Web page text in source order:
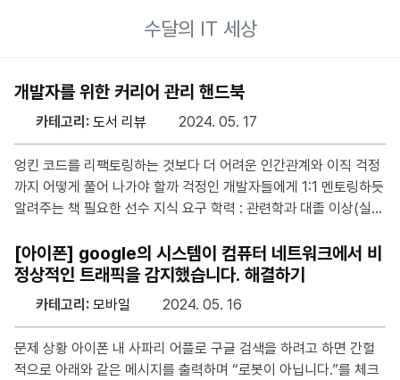
수달의 IT 세상
개발자를 위한 커리어 관리 핸드북
카테고리: 도서 리뷰 2024. 05. 17
엉킨 코드를 리팩토링하는 것보다 더 어려운 인간관계와 이직 걱정
까지 어떻게 풀어 나가야 할까 걱정인 개발자들에게 1:1 멘토링하듯
알려주는 책 필요한 선수 지식 요구 학력 : 관련학과 대졸 이상(실무
마음에 들었던 주제 3장 이직의 신호 새로운 직장에 대해 고민할 때
는 그 직장으로 옮기고 싶은지 여부가 아니라 무엇을 하고 싶은지,
하고 싶은 일을 하러 떠나는지 알아야 한다고 설명한다. 5장 면접에
서 긴장감 이겨내기 면접에서 긴장감의 큰 원인은 평가받고 있다고
트를 명확히 질문하고 답변이 확실해지기 전까지 입을 열지 않는 질
[아이폰] google의 시스템이 컴퓨터 네트워크에서 비
정상적인 트래픽을 감지했습니다. 해결하기
카테고리: 모바일 2024. 05. 16
문제 상황 아이폰 내 사파리 어플로 구글 검색을 하려고 하면 간헐
적으로 아래와 같은 메시지를 출력하며 “로봇이 아닙니다.”를 체크